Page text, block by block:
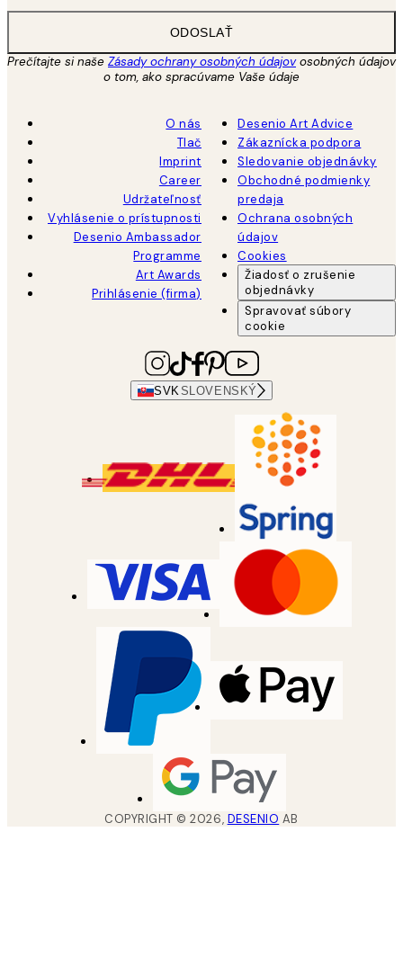
ODOSLAŤ
Prečítajte si naše Zásady ochrany osobných údajovosobných údajov
o tom, ako spracúvame Vaše údaje
O nás
Tlač
Imprint
Career
Udržateľnosť
Vyhlásenie o prístupnosti
Desenio Ambassador
Programme
Art Awards
Prihlásenie (firma)
Desenio Art Advice
Zákaznícka podpora
Sledovanie objednávky
Obchodné podmienky
predaja
Ochrana osobných
údajov
Cookies
Žiadosť o zrušenie
objednávky
Spravovať súbory
cookie
SVK SLOVENSKÝ
COPYRIGHT ©2026, DESENIO AB